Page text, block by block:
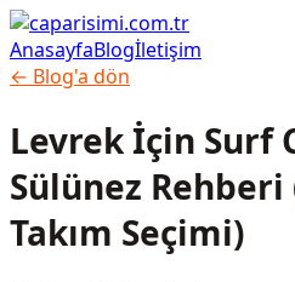
AnasayfaBlogİletişim
← Blog'a dön
Levrek İçin Surf
Sülünez Rehberi
Takım Seçimi)